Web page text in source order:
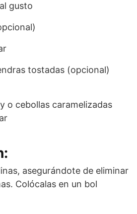
gusto
tostadas (opcional)
o cebollas caramelizadas
asegurándote de eliminar
Colócalas en un bol